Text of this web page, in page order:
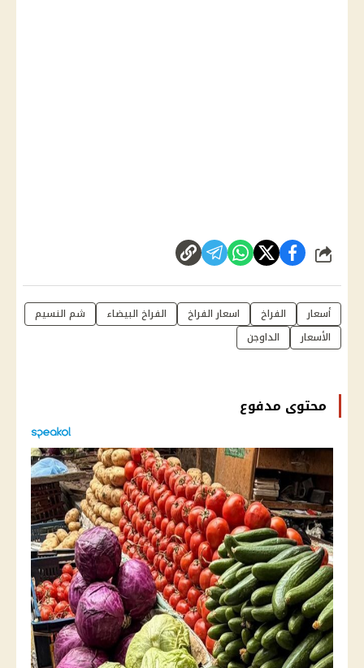
شارك
أسعار الفراخ اسعار الفراخ الفراخ البيضاء
شم النسيم
الأسعار
الداوجن
محتوى مدفوع